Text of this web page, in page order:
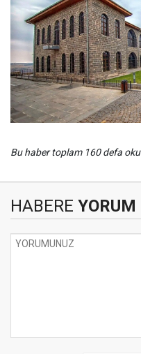
Bu haber toplam 160 defa
HABERE